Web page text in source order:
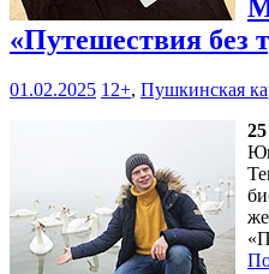
«Путешествия без
01.02.2025 12+, Пушкинская